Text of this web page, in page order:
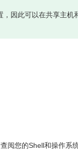
因此可以在共享主机
阅您的Shell和操作系统